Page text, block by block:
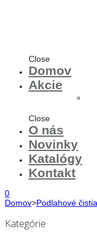
Close
Domov
Akcie
Close
O nás
Novinky
Katalógy
Kontakt
0
Domov>Podlahové
Kategórie